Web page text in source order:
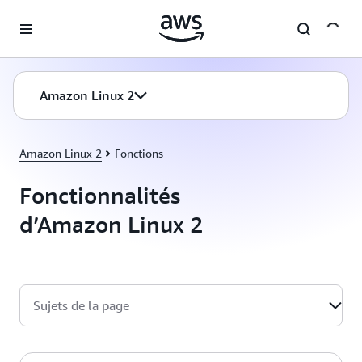
Amazon Linux 2
Amazon Linux 2 Fonctions
Fonctionnalités
d’Amazon Linux 2
Sujets de la page